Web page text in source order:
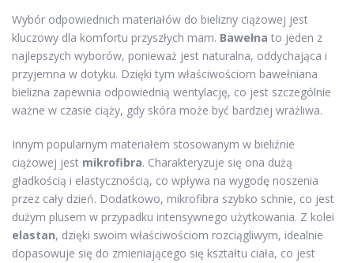
Wybór odpowiednich materiałów do bielizny ciążowej jest
kluczowy dla komfortu przyszłych mam. Bawełna to jeden z
najlepszych wyborów, ponieważ jest naturalna, oddychająca i
przyjemna w dotyku. Dzięki tym właściwościom bawełniana
bielizna zapewnia odpowiednią wentylację, co jest szczególnie
ważne w czasie ciąży, gdy skóra może być bardziej wrażliwa.
Innym popularnym materiałem stosowanym w bieliźnie
ciążowej jest mikrofibra. Charakteryzuje się ona dużą
gładkością i elastycznością, co wpływa na wygodę noszenia
przez cały dzień. Dodatkowo, mikrofibra szybko schnie, co jest
dużym plusem w przypadku intensywnego użytkowania. Z kolei
elastan, dzięki swoim właściwościom rozciągliwym, idealnie
dopasowuje się do zmieniającego się kształtu ciała, co jest